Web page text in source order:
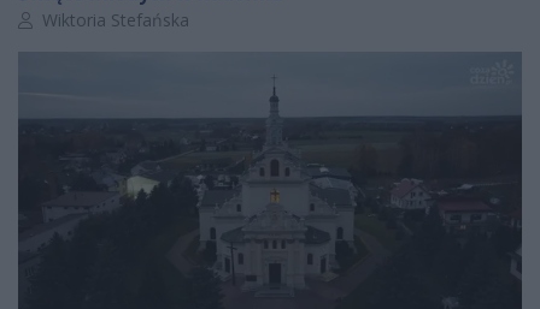
Autor artykułu:
Wiktoria Stefańska